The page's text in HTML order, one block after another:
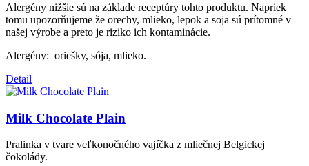
Alergény nižšie sú na základe receptúry tohto produktu. Napriek
tomu upozorňujeme že orechy, mlieko, lepok a soja sú prítomné v
našej výrobe a preto je riziko ich kontaminácie.
Alergény: oriešky, sója, mlieko.
Detail
Milk Chocolate Plain
Pralinka v tvare veľkonočného vajíčka z mliečnej Belgickej
čokolády.